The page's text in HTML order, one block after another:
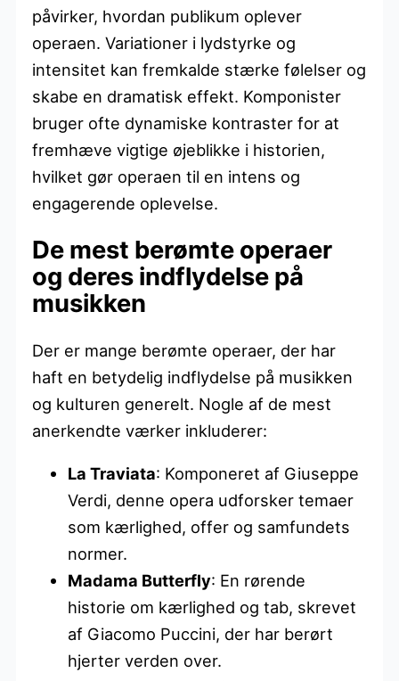
påvirker, hvordan publikum oplever
operaen. Variationer i lydstyrke og
intensitet kan fremkalde stærke følelser og
skabe en dramatisk effekt. Komponister
bruger ofte dynamiske kontraster for at
fremhæve vigtige øjeblikke i historien,
hvilket gør operaen til en intens og
engagerende oplevelse.
De mest berømte operaer
og deres indflydelse på
musikken
Der er mange berømte operaer, der har
haft en betydelig indflydelse på musikken
og kulturen generelt. Nogle af de mest
anerkendte værker inkluderer:
La Traviata: Komponeret af Giuseppe
Verdi, denne opera udforsker temaer
som kærlighed, offer og samfundets
normer.
Madama Butterfly: En rørende
historie om kærlighed og tab, skrevet
af Giacomo Puccini, der har berørt
hjerter verden over.